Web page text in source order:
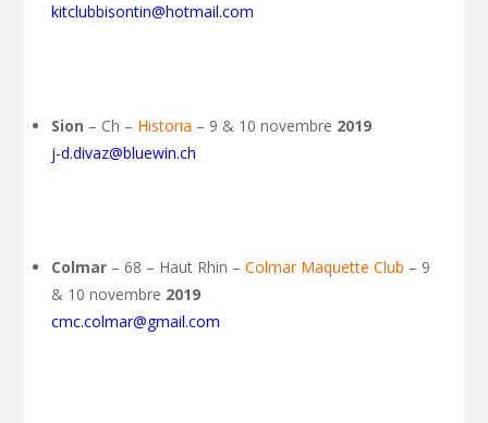
kitclubbisontin@hotmail.com
Sion – Ch – Historia – 9 & 10 novembre 2019
j-d.divaz@bluewin.ch
Colmar – 68 – Haut Rhin –Colmar Maquette Club – 9
& 10 novembre 2019
cmc.colmar@gmail.com